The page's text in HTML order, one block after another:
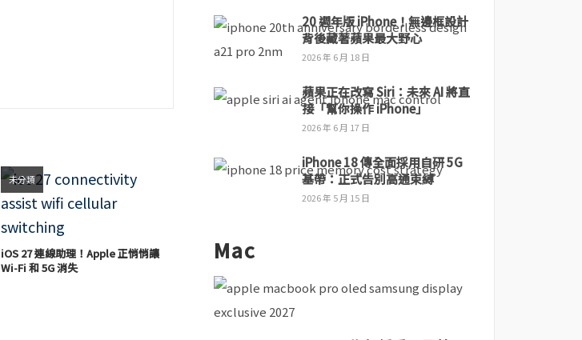
未分類
iOS 27 連線助理！Apple 正悄悄讓
Wi-Fi 和 5G 消失
20 週年版 iPhone！無邊框設計
背後藏著蘋果最大野心
2026 年 6 月 18 日
蘋果正在改寫 Siri：未來 AI 將直
接「幫你操作 iPhone」
2026 年 6 月 17 日
iPhone 18 傳全面採用自研 5G
基帶：正式告別高通束縛
2026 年 5 月 15 日
Mac